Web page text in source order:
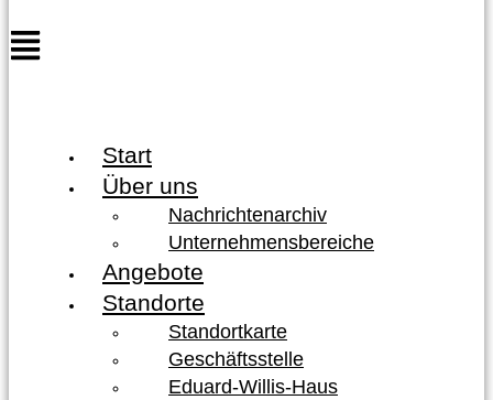
Start
Über uns
Nachrichtenarchiv
Unternehmensbereiche
Angebote
Standorte
Standortkarte
Geschäftsstelle
Eduard-Willis-Haus